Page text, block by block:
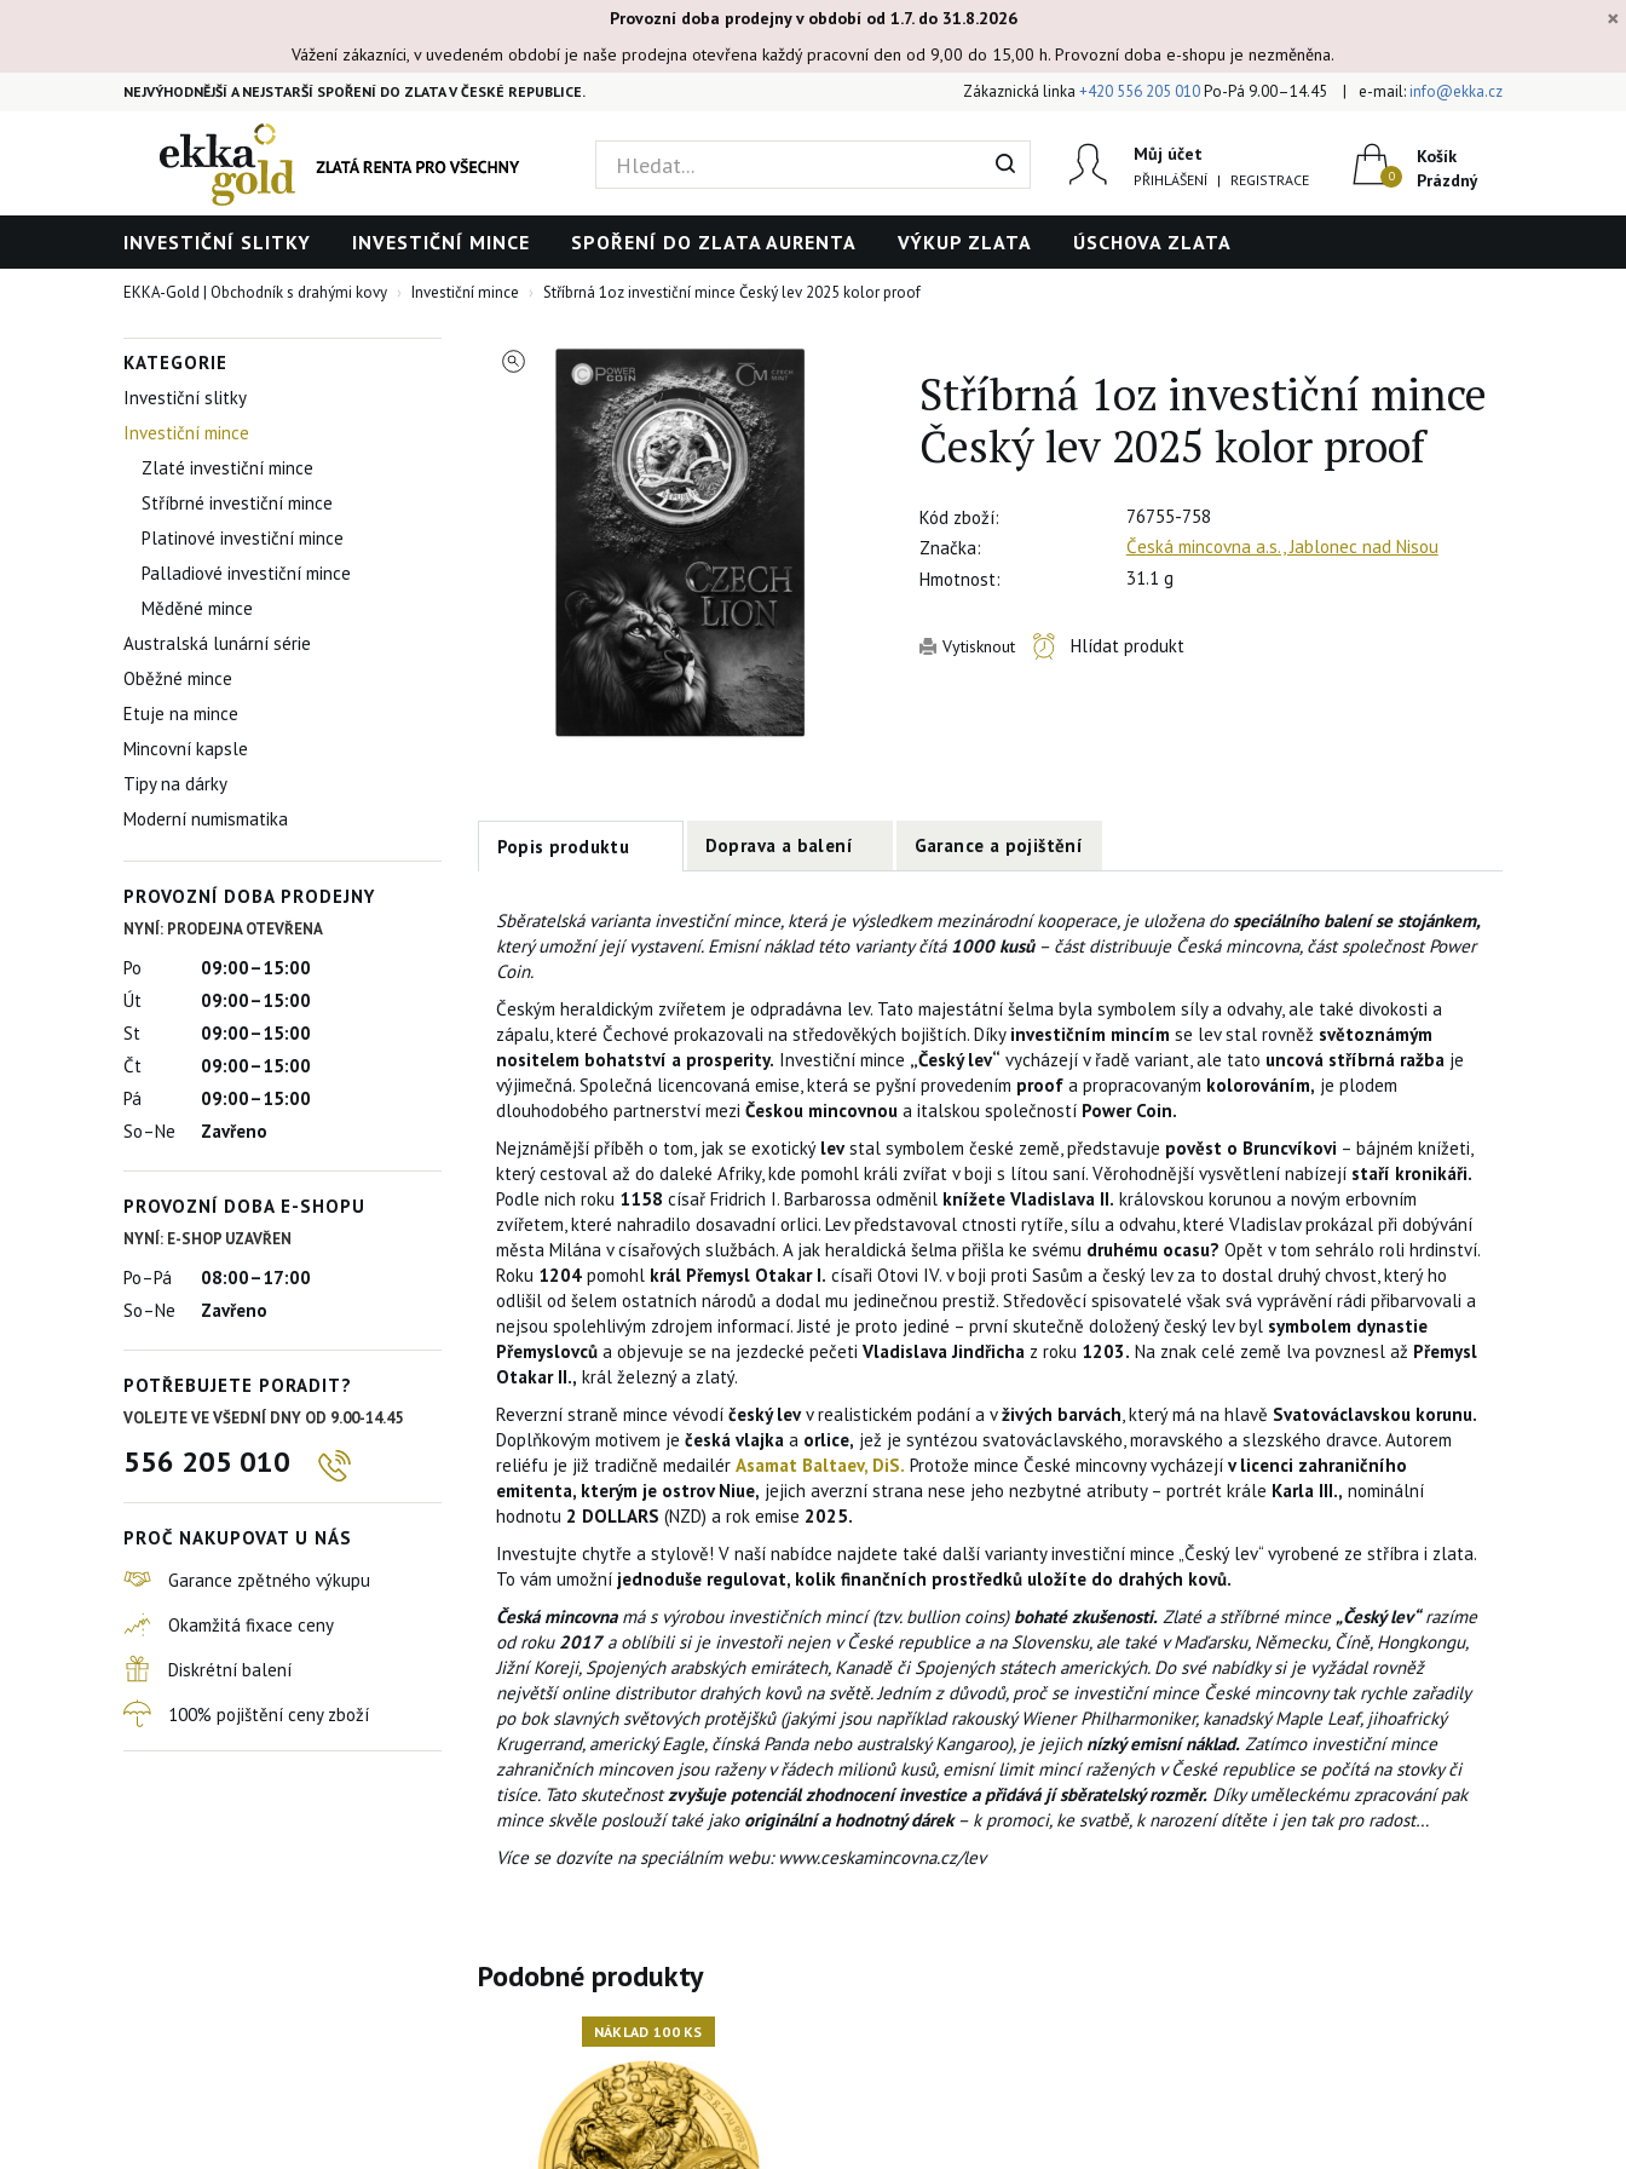
×
Provozní doba prodejny v období od 1.7. do 31.8.2026
Vážení zákazníci, v uvedeném období je naše prodejna otevřena každý pracovní den od 9,00 do 15,00 h. Provozní doba e-shopu je nezměněna.
NEJVÝHODNĚJŠÍ A NEJSTARŠÍ SPOŘENÍ DO ZLATA V ČESKÉ REPUBLICE. Zákaznická linka +420 556 205 010Po-Pá 9.00–14.45 e-mail:info@ekka.cz
Můj účet
PŘIHLÁŠENÍ | REGISTRACE
Košík
Prázdný
INVESTIČNÍ SLITKY INVESTIČNÍ MINCE SPOŘENÍ DO ZLATA AURENTA VÝKUP ZLATA ÚSCHOVA ZLATA
EKKA-Gold | Obchodník s drahými kovy Investiční mince Stříbrná 1oz investiční mince Český lev 2025 kolor proof
KATEGORIE
Investiční slitky
Investiční mince
Zlaté investiční mince
Stříbrné investiční mince
Platinové investiční mince
Palladiové investiční mince
Měděné mince
Australská lunární série
Oběžné mince
Etuje na mince
Mincovní kapsle
Tipy na dárky
Moderní numismatika
PROVOZNÍ DOBA PRODEJNY
NYNÍ: PRODEJNA OTEVŘENA
Po
09:00–15:00
Út
09:00–15:00
St
09:00–15:00
Čt
09:00–15:00
Pá
09:00–15:00
So–Ne
Zavřeno
PROVOZNÍ DOBA E-SHOPU
NYNÍ: E-SHOP UZAVŘEN
Po–Pá
08:00–17:00
So–Ne
Zavřeno
POTŘEBUJETE PORADIT?
VOLEJTE VE VŠEDNÍ DNY OD 9.00-14.45
556 205 010
PROČ NAKUPOVAT U NÁS
Garance zpětného výkupu
Okamžitá fixace ceny
Diskrétní balení
100% pojištění ceny zboží
Stříbrná 1oz investiční mince
Český lev 2025 kolor proof
Kód zboží:
76755-758
Značka:
Česká mincovna a.s., Jablonec nad Nisou
Hmotnost:
31.1 g
Vytisknout Hlídat produkt
Popis produktu Doprava a balení Garance a pojištění
Sběratelská varianta investiční mince, která je výsledkem mezinárodní kooperace, je uložena do speciálního balení se stojánkem,
který umožní její vystavení. Emisní náklad této varianty čítá 1000 kusů– část distribuuje Česká mincovna, část společnost Power
Coin.
Českým heraldickým zvířetem je odpradávna lev. Tato majestátní šelma byla symbolem síly a odvahy, ale také divokosti a
zápalu, které Čechové prokazovali na středověkých bojištích. Díky investičním mincím se lev stal rovněž světoznámým
nositelem bohatství a prosperity. Investiční mince „Český lev“ vycházejí v řadě variant, ale tato uncová stříbrná ražba je
výjimečná. Společná licencovaná emise, která se pyšní provedením proofa propracovaným kolorováním, je plodem
dlouhodobého partnerství mezi Českou mincovnou a italskou společností Power Coin.
Nejznámější příběh o tom, jak se exotický levstal symbolem české země, představuje pověst o Bruncvíkovi – bájném knížeti,
který cestoval až do daleké Afriky, kde pomohl králi zvířat v boji s lítou saní. Věrohodnější vysvětlení nabízejí staří kronikáři.
Podle nich roku 1158 císař Fridrich I. Barbarossa odměnil knížete Vladislava II. královskou korunou a novým erbovním
zvířetem, které nahradilo dosavadní orlici. Lev představoval ctnosti rytíře, sílu a odvahu, které Vladislav prokázal při dobývání
města Milána v císařových službách. A jak heraldická šelma přišla ke svému druhému ocasu? Opět v tom sehrálo roli hrdinství.
Roku 1204pomohl král Přemysl Otakar I. císaři Otovi IV. v boji proti Sasům a český lev za to dostal druhý chvost, který ho
odlišil od šelem ostatních národů a dodal mu jedinečnou prestiž. Středověcí spisovatelé však svá vyprávění rádi přibarvovali a
nejsou spolehlivým zdrojem informací. Jisté je proto jediné – první skutečně doložený český lev byl symbolem dynastie
Přemyslovcůa objevuje se na jezdecké pečeti Vladislava Jindřicha z roku 1203. Na znak celé země lva povznesl až Přemysl
Otakar II., král železný a zlatý.
Reverzní straně mince vévodí český levv realistickém podání a vživých barvách , který má na hlavě Svatováclavskou korunu.
Doplňkovým motivem je česká vlajka a orlice, jež je syntézou svatováclavského, moravského a slezského dravce. Autorem
reliéfu je již tradičně medailér Asamat Baltaev, DiS. Protože mince České mincovny vycházejí v licenci zahraničního
emitenta, kterým je ostrov Niue, jejich averzní strana nese jeho nezbytné atributy – portrét krále Karla III., nominální
hodnotu 2 DOLLARS (NZD) a rok emise 2025.
Investujte chytře a stylově! V naší nabídce najdete také další varianty investiční mince „Český lev“ vyrobené ze stříbra i zlata.
To vám umožní jednoduše regulovat, kolik finančních prostředků uložíte do drahých kovů.
Česká mincovnamá s výrobou investičních mincí (tzv. bullion coins) bohaté zkušenosti.Zlaté a stříbrné mince „Český lev“razíme
od roku 2017a oblíbili si je investoři nejen v České republice a na Slovensku, ale také v Maďarsku, Německu, Číně, Hongkongu,
Jižní Koreji, Spojených arabských emirátech, Kanadě či Spojených státech amerických. Do své nabídky si je vyžádal rovněž
největší online distributor drahých kovů na světě. Jedním z důvodů, proč se investiční mince České mincovny tak rychle zařadily
po bok slavných světových protějšků (jakými jsou například rakouský Wiener Philharmoniker, kanadský Maple Leaf, jihoafrický
Krugerrand, americký Eagle, čínská Panda nebo australský Kangaroo), je jejich nízký emisní náklad.Zatímco investiční mince
zahraničních mincoven jsou raženy v řádech milionů kusů, emisní limit mincí ražených v České republice se počítá na stovky či
tisíce. Tato skutečnostzvyšuje potenciál zhodnocení investice a přidává jí sběratelský rozměr.Díky uměleckému zpracování pak
mince skvěle poslouží také jako originální a hodnotný dárek– k promoci, ke svatbě, k narození dítěte i jen tak pro radost…
Více se dozvíte na speciálním webu: www.ceskamincovna.cz/lev
Podobné produkty
NÁKLAD 100 KS